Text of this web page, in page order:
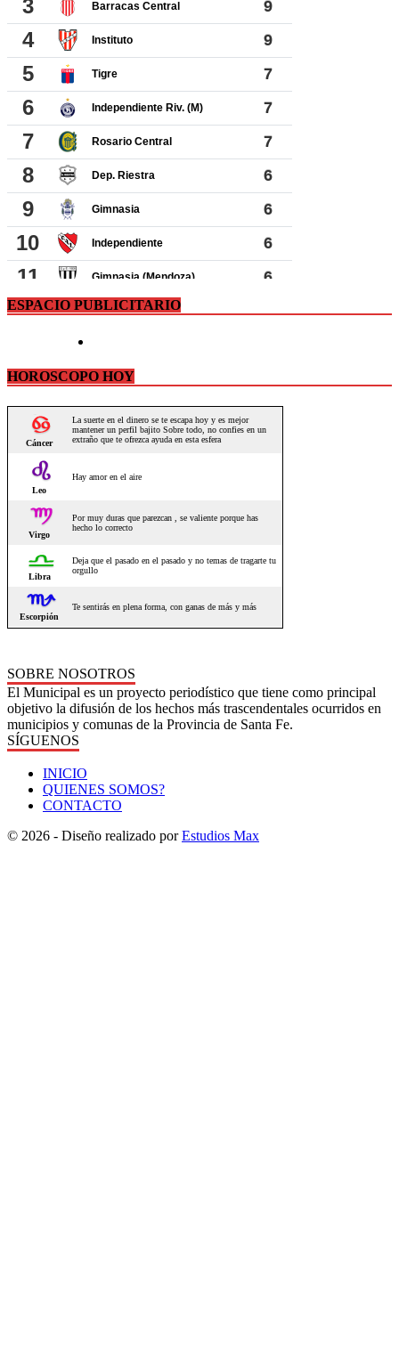
ESPACIO PUBLICITARIO
HOROSCOPO HOY
SOBRE NOSOTROS
El Municipal es un proyecto periodístico que tiene como principal
objetivo la difusión de los hechos más trascendentales ocurridos en
municipios y comunas de la Provincia de Santa Fe.
SÍGUENOS
INICIO
QUIENES SOMOS?
CONTACTO
© 2026 - Diseño realizado porEstudios Max